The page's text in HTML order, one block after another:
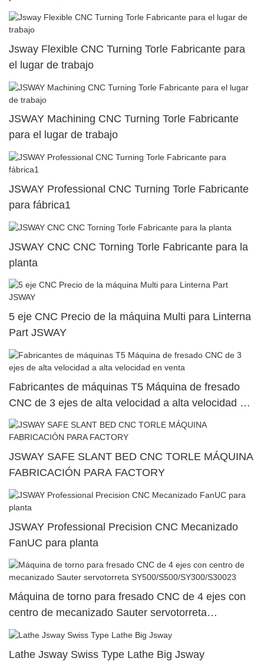
Jsway Flexible CNC Turning Torle Fabricante para
el lugar de trabajo
JSWAY Machining CNC Turning Torle Fabricante
para el lugar de trabajo
JSWAY Professional CNC Turning Torle Fabricante
para fábrica1
JSWAY CNC CNC Torning Torle Fabricante para la
planta
5 eje CNC Precio de la máquina Multi para Linterna
Part JSWAY
Fabricantes de máquinas T5 Máquina de fresado
CNC de 3 ejes de alta velocidad a alta velocidad en
venta
JSWAY SAFE SLANT BED CNC TORLE MÁQUINA
FABRICACIÓN PARA FACTORY
JSWAY Professional Precision CNC Mecanizado
FanUC para planta
Máquina de torno para fresado CNC de 4 ejes con
centro de mecanizado Sauter servotorreta
SY500/S500/SY300/S30023
Lathe Jsway Swiss Type Lathe Big Jsway